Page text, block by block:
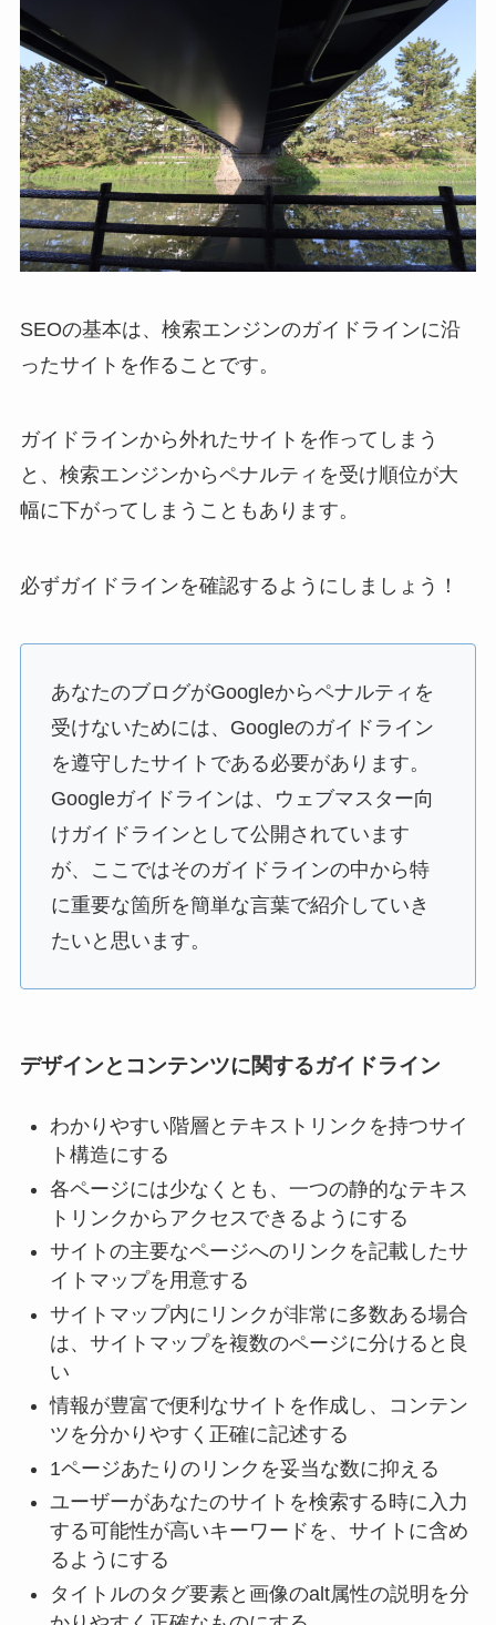
SEOの基本は、検索エンジンのガイドラインに沿
ったサイトを作ることです。
ガイドラインから外れたサイトを作ってしまう
と、検索エンジンからペナルティを受け順位が大
幅に下がってしまうこともあります。
必ずガイドラインを確認するようにしましょう！
あなたのブログがGoogleからペナルティを
受けないためには、Googleのガイドライン
を遵守したサイトである必要があります。
Googleガイドラインは、ウェブマスター向
けガイドラインとして公開されています
が、ここではそのガイドラインの中から特
に重要な箇所を簡単な言葉で紹介していき
たいと思います。
デザインとコンテンツに関するガイドライン
わかりやすい階層とテキストリンクを持つサイ
ト構造にする
各ページには少なくとも、一つの静的なテキス
トリンクからアクセスできるようにする
サイトの主要なページへのリンクを記載したサ
イトマップを用意する
サイトマップ内にリンクが非常に多数ある場合
は、サイトマップを複数のページに分けると良
い
情報が豊富で便利なサイトを作成し、コンテン
ツを分かりやすく正確に記述する
1ページあたりのリンクを妥当な数に抑える
ユーザーがあなたのサイトを検索する時に入力
する可能性が高いキーワードを、サイトに含め
るようにする
タイトルのタグ要素と画像のalt属性の説明を分